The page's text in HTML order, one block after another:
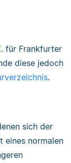
für Frankfurter
diese jedoch
.
sich der
normalen